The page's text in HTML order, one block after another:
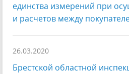
единства измерений при
и расчетов между
26.03.2020
Брестской областной